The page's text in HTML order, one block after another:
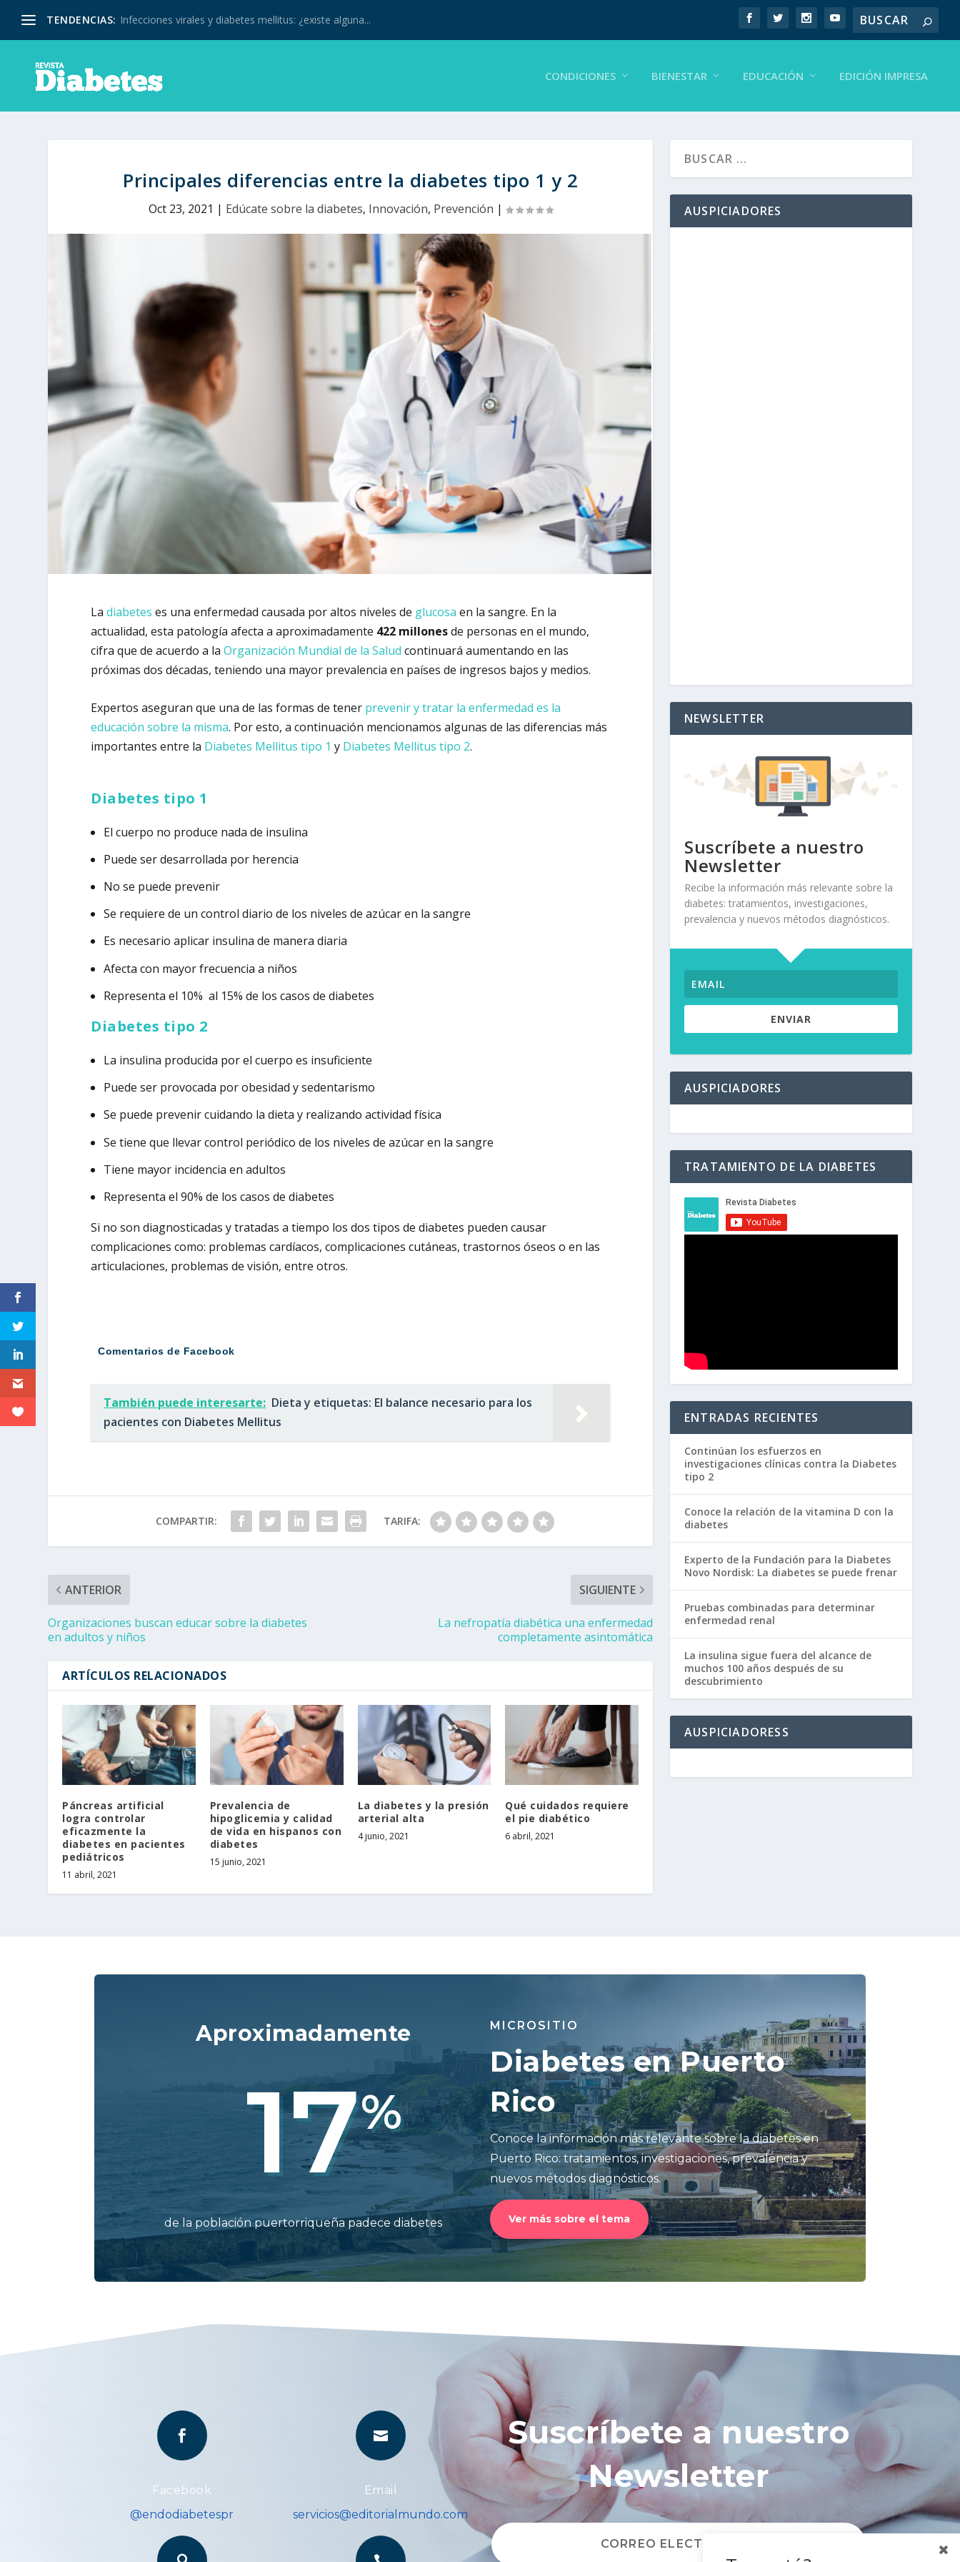
TENDENCIAS: Infecciones virales y diabetes mellitus: ¿existe alguna...
CONDICIONES BIENESTAR EDUCACIÓN EDICIÓN IMPRESA
Principales diferencias entre la diabetes tipo 1 y 2
Oct 23, 2021 | Edúcate sobre la diabetes, Innovación, Prevención |
Ladiabetes es una enfermedad causada por altos niveles de glucosaen la sangre. En la
actualidad, esta patología afecta a aproximadamente 422 millonesde personas en el mundo,
cifra que de acuerdo a laOrganización Mundial de la Salud continuará aumentando en las
próximas dos décadas, teniendo una mayor prevalencia en países de ingresos bajos y medios.
Expertos aseguran que una de las formas de tener prevenir y tratar la enfermedad es la
educación sobre la misma. Por esto, a continuación mencionamos algunas de las diferencias más
importantes entre la Diabetes Mellitus tipo 1 y Diabetes Mellitus tipo 2.
Diabetes tipo 1
El cuerpo no produce nada de insulina
Puede ser desarrollada por herencia
No se puede prevenir
Se requiere de un control diario de los niveles de azúcar en la sangre
Es necesario aplicar insulina de manera diaria
Afecta con mayor frecuencia a niños
Representa el 10% al 15% de los casos de diabetes
Diabetes tipo 2
La insulina producida por el cuerpo es insuficiente
Puede ser provocada por obesidad y sedentarismo
Se puede prevenir cuidando la dieta y realizando actividad física
Se tiene que llevar control periódico de los niveles de azúcar en la sangre
Tiene mayor incidencia en adultos
Representa el 90% de los casos de diabetes
Si no son diagnosticadas y tratadas a tiempo los dos tipos de diabetes pueden causar
complicaciones como: problemas cardíacos, complicaciones cutáneas, trastornos óseos o en las
articulaciones, problemas de visión, entre otros.
Comentarios de Facebook
También puede interesarte: Dieta y etiquetas: El balance necesario para los
pacientes con Diabetes Mellitus
COMPARTIR: TARIFA:
ANTERIOR
Organizaciones buscan educar sobre la diabetes
en adultos y niños
SIGUIENTE
La nefropatía diabética una enfermedad
completamente asintomática
ARTÍCULOS RELACIONADOS
Páncreas artificial
logra controlar
eficazmente la
diabetes en pacientes
pediátricos
11 abril, 2021
Prevalencia de
hipoglicemia y calidad
de vida en hispanos con
diabetes
15 junio, 2021
La diabetes y la presión
arterial alta
4 junio, 2021
Qué cuidados requiere
el pie diabético
6 abril, 2021
AUSPICIADORES
NEWSLETTER
Suscríbete a nuestro
Newsletter
Recibe la información más relevante sobre la
diabetes: tratamientos, investigaciones,
prevalencia y nuevos métodos diagnósticos.
ENVIAR
AUSPICIADORES
TRATAMIENTO DE LA DIABETES
ENTRADAS RECIENTES
Continúan los esfuerzos en
investigaciones clínicas contra la Diabetes
tipo 2
Conoce la relación de la vitamina D con la
diabetes
Experto de la Fundación para la Diabetes
Novo Nordisk: La diabetes se puede frenar
Pruebas combinadas para determinar
enfermedad renal
La insulina sigue fuera del alcance de
muchos 100 años después de su
descubrimiento
AUSPICIADORESS
Aproximadamente
17%
de la población puertorriqueña padece diabetes
MICROSITIO
Diabetes en Puerto
Rico
Conoce la información más relevante sobre la diabetes en
Puerto Rico: tratamientos, investigaciones, prevalencia y
nuevos métodos diagnósticos.
Ver más sobre el tema

Facebook
@endodiabetespr

Email
servicios@editorialmundo.com
Suscríbete a nuestro
Newsletter